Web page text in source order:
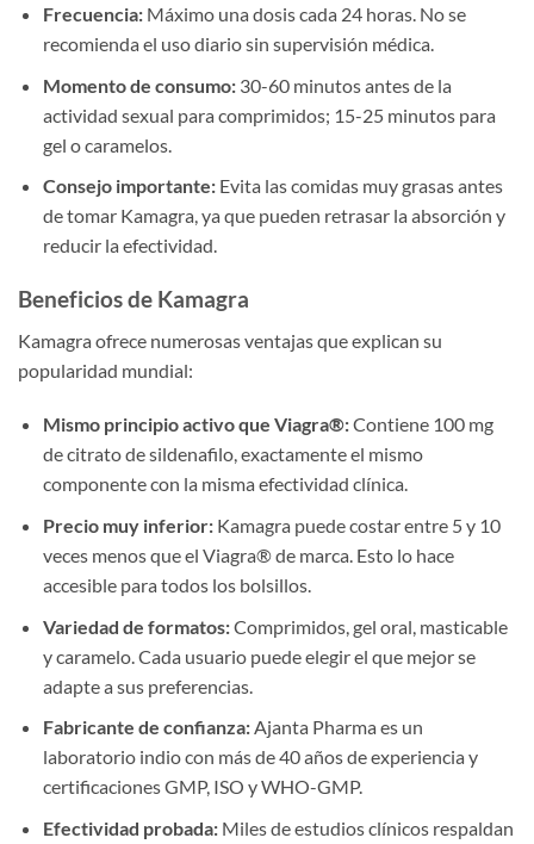
Frecuencia:Máximo una dosis cada 24 horas. No se
recomienda el uso diario sin supervisión médica.
Momento de consumo:30-60 minutos antes de la
actividad sexual para comprimidos; 15-25 minutos para
gel o caramelos.
Consejo importante:Evita las comidas muy grasas antes
de tomar Kamagra, ya que pueden retrasar la absorción y
reducir la efectividad.
Beneficios de Kamagra
Kamagra ofrece numerosas ventajas que explican su
popularidad mundial:
Mismo principio activo que Viagra®:Contiene 100 mg
de citrato de sildenafilo, exactamente el mismo
componente con la misma efectividad clínica.
Precio muy inferior:Kamagra puede costar entre 5 y 10
veces menos que el Viagra® de marca. Esto lo hace
accesible para todos los bolsillos.
Variedad de formatos:Comprimidos, gel oral, masticable
y caramelo. Cada usuario puede elegir el que mejor se
adapte a sus preferencias.
Fabricante de confianza:Ajanta Pharma es un
laboratorio indio con más de 40 años de experiencia y
certificaciones GMP, ISO y WHO-GMP.
Efectividad probada:Miles de estudios clínicos respaldan